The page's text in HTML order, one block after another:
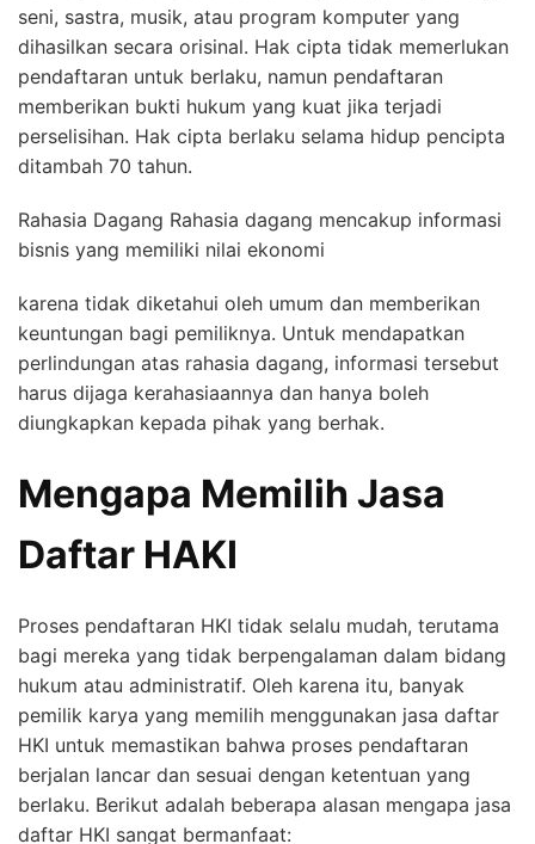
seni, sastra, musik, atau program komputer yang
dihasilkan secara orisinal. Hak cipta tidak memerlukan
pendaftaran untuk berlaku, namun pendaftaran
memberikan bukti hukum yang kuat jika terjadi
perselisihan. Hak cipta berlaku selama hidup pencipta
ditambah 70 tahun.
Rahasia Dagang Rahasia dagang mencakup informasi
bisnis yang memiliki nilai ekonomi
karena tidak diketahui oleh umum dan memberikan
keuntungan bagi pemiliknya. Untuk mendapatkan
perlindungan atas rahasia dagang, informasi tersebut
harus dijaga kerahasiaannya dan hanya boleh
diungkapkan kepada pihak yang berhak.
Mengapa Memilih Jasa
Daftar HAKI
Proses pendaftaran HKI tidak selalu mudah, terutama
bagi mereka yang tidak berpengalaman dalam bidang
hukum atau administratif. Oleh karena itu, banyak
pemilik karya yang memilih menggunakan jasa daftar
HKI untuk memastikan bahwa proses pendaftaran
berjalan lancar dan sesuai dengan ketentuan yang
berlaku. Berikut adalah beberapa alasan mengapa jasa
daftar HKI sangat bermanfaat: